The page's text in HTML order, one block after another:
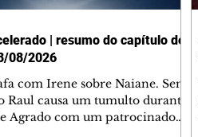
| resumo do capítulo de
08/2026
com Irene sobre Naiane. Sem
Raul causa um tumulto durante
Agrado com um patrocinador.